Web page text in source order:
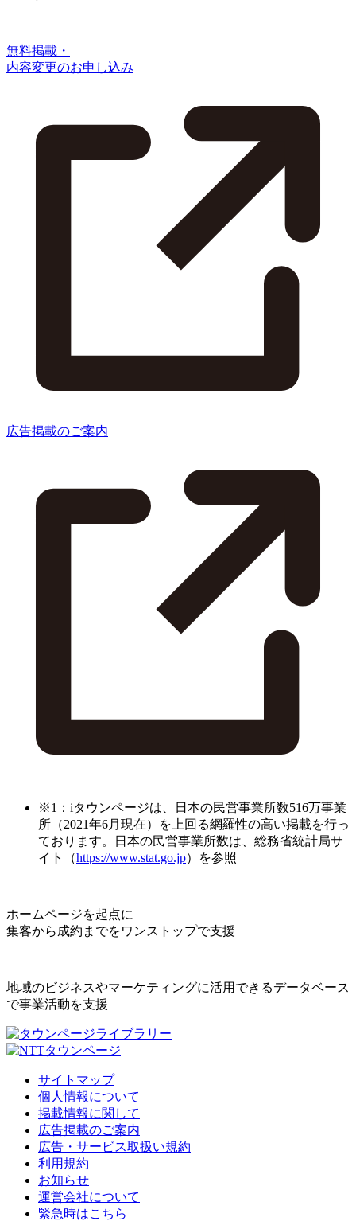
無料掲載・
内容変更のお申し込み
広告掲載のご案内
※1：iタウンページは、日本の民営事業所数516万事業
所（2021年6月現在）を上回る網羅性の高い掲載を行っ
ております。日本の民営事業所数は、総務省統計局サ
イト（https://www.stat.go.jp）を参照
ホームページを起点に
集客から成約までをワンストップで支援
地域のビジネスやマーケティングに活用できるデータベース
で事業活動を支援
サイトマップ
個人情報について
掲載情報に関して
広告掲載のご案内
広告・サービス取扱い規約
利用規約
お知らせ
運営会社について
緊急時はこちら